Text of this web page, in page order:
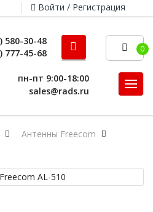
Войти / Регистрация
580-30-48
777-45-68
0
пн-пт 9:00-18:00
sales@rads.ru
Антенны Freecom